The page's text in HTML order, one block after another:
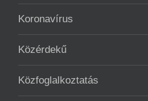
Koronavírus
Közérdekű
Közfoglalkoztatás